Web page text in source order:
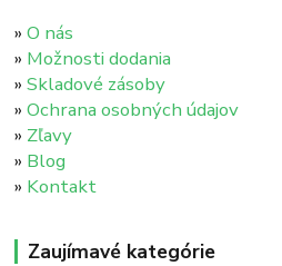
»O nás
» Možnosti dodania
»Skladové zásoby
»Ochrana osobných údajov
» Zľavy
» Blog
» Kontakt
Zaujímavé kategórie